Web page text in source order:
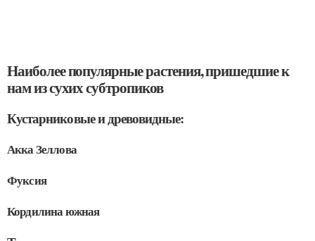
Наиболее популярные растения, пришедшие к
нам из сухих субтропиков
Кустарниковые и древовидные:
Акка Зеллова
Фуксия
Кордилина южная